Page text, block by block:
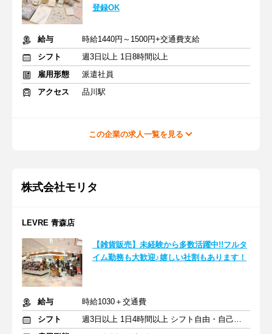
登録OK
給与
時給1440円～1500円+交通費支給
シフト
週3日以上 1日8時間以上
雇用形態
派遣社員
アクセス
品川駅
この企業の求人一覧を見る
株式会社モリタ
LEVRE 青森店
【雑貨販売】未経験から多数活躍中!!フルタ
イム勤務も大歓迎♪嬉しい社割もあります！
給与
時給1030＋交通費
シフト
週3日以上 1日4時間以上 シフト自由・自己申告